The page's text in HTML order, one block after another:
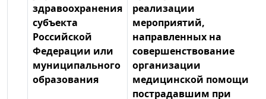
здравоохранения
субъекта
Российской
Федерации или
муниципального
образования
реализации
мероприятий,
направленных на
совершенствование
организации
медицинской помощи
пострадавшим при